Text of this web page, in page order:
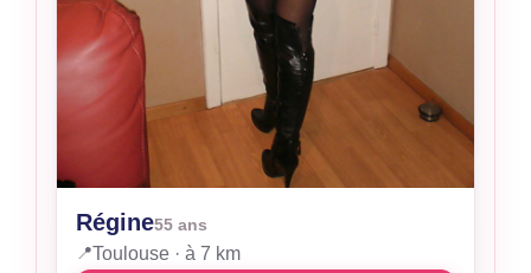
Régine55 ans
📍Toulouse · à 7 km